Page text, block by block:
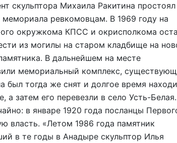
Михаила Ракитина простоял
ревкомовцам. В 1969 году на
окружкома КПСС и окрисполкома
из могилы на старом кладбище на
В дальнейшем на месте
мемориальный комплекс,
был тогда же снят и долгое время
а затем его перевезли в село Усть-
в январе 1920 года посланцы
власть. «Летом 1986 года памятник
в те годы в Анадыре скульптор Илья